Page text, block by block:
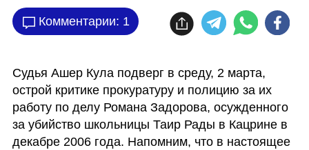
Комментарии: 1
Судья Ашер Кула подверг в среду, 2 марта,
острой критике прокуратуру и полицию за их
работу по делу Романа Задорова, осужденного
за убийство школьницы Таир Рады в Кацрине в
декабре 2006 года. Напомним, что в настоящее